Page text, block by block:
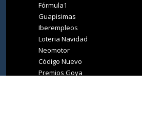
Fórmula1
Guapisimas
Iberempleos
Loteria Navidad
Neomotor
Código Nuevo
Premios Goya